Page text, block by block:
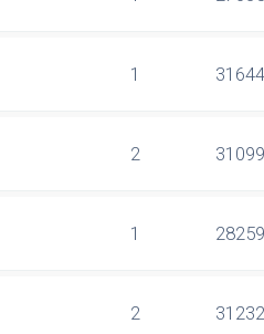
1 31644
2 31099
1 28259
2 31232